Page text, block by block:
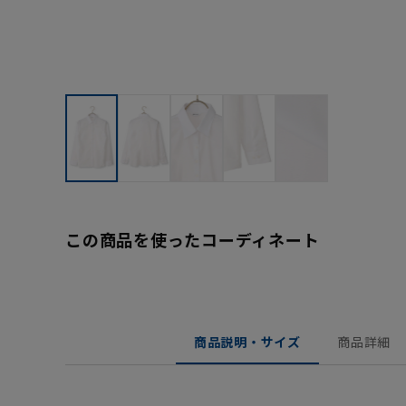
この商品を使ったコーディネート
商品説明・サイズ 商品詳細